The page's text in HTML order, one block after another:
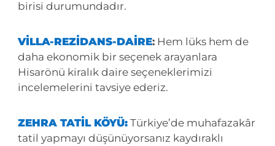
birisi durumundadır.
VİLLA-REZİDANS-DAİRE: Hem lüks hem de
daha ekonomik bir seçenek arayanlara
Hisarönü kiralık daire seçeneklerimizi
incelemelerini tavsiye ederiz.
ZEHRA TATİL KÖYÜ: Türkiye’de muhafazakâr
tatil yapmayı düşünüyorsanız kaydıraklı